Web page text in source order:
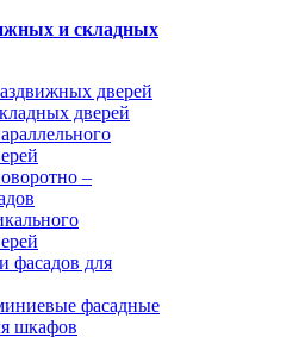
и складных
дверей
дверей
–
фасадов для
фасадные
шкафов